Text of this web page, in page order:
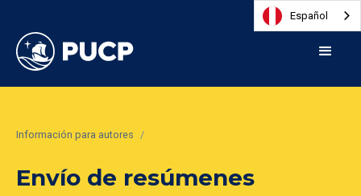
Información para autores /
Envío de resúmenes
Español